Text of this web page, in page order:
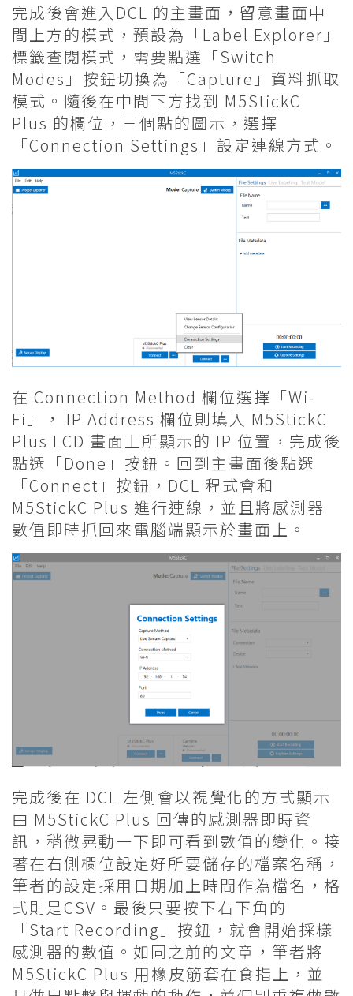
完成後會進入DCL 的主畫面，留意畫面中
間上方的模式，預設為「Label Explorer」
標籤查閱模式，需要點選「Switch
Modes」按鈕切換為「Capture」資料抓取
模式。隨後在中間下方找到 M5StickC
Plus 的欄位，三個點的圖示，選擇
「Connection Settings」設定連線方式。
在 Connection Method 欄位選擇「Wi-
Fi」， IP Address 欄位則填入 M5StickC
Plus LCD 畫面上所顯示的 IP 位置，完成後
點選「Done」按鈕。回到主畫面後點選
「Connect」按鈕，DCL 程式會和
M5StickC Plus 進行連線，並且將感測器
數值即時抓回來電腦端顯示於畫面上。
完成後在 DCL 左側會以視覺化的方式顯示
由 M5StickC Plus 回傳的感測器即時資
訊，稍微晃動一下即可看到數值的變化。接
著在右側欄位設定好所要儲存的檔案名稱，
筆者的設定採用日期加上時間作為檔名，格
式則是CSV。最後只要按下右下角的
「Start Recording」按鈕，就會開始採樣
感測器的數值。如同之前的文章，筆者將
M5StickC Plus 用橡皮筋套在食指上，並